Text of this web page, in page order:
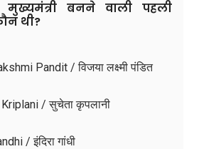
मुख्यमंत्री बनने वाली पहली
थी?
Pandit / विजया लक्ष्मी पंडित
/ सुचेता कृपलानी
/ इंदिरा गांधी